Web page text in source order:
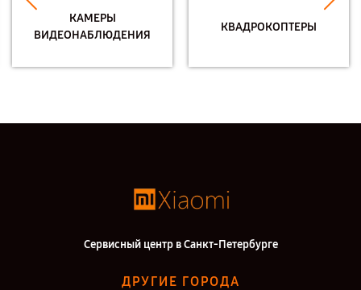
КАМЕРЫ
ВИДЕОНАБЛЮДЕНИЯ
КВАДРОКОПТЕРЫ
Сервисный центр в Санкт-Петербурге
ДРУГИЕ ГОРОДА